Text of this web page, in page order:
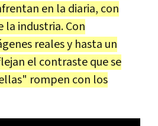
en la diaria, con
la industria. Con
reales y hasta un
el contraste que se
rompen con los